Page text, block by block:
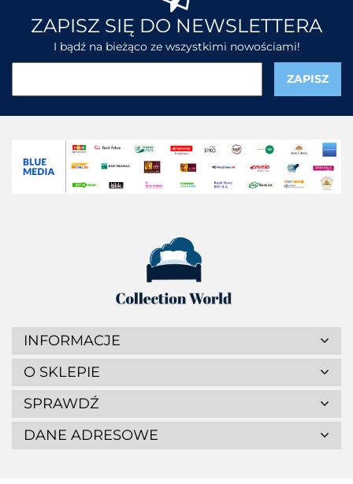
ZAPISZ SIĘ DO NEWSLETTERA
I bądź na bieżąco ze wszystkimi nowościami!
INFORMACJE
O SKLEPIE
SPRAWDŹ
DANE ADRESOWE